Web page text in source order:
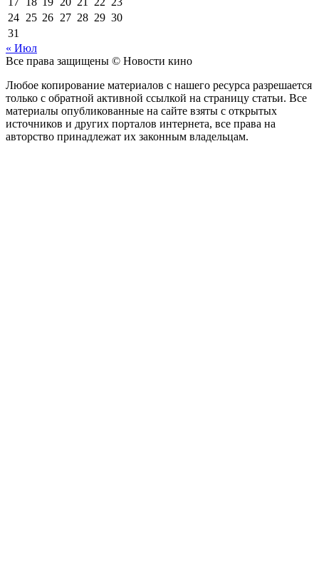
24 25 26 27 28 29 30
31
« Июл
Все права защищены © Новости кино
Любое копирование материалов с нашего ресурса разрешается
только с обратной активной ссылкой на страницу статьи. Все
материалы опубликованные на сайте взяты с открытых
источников и других порталов интернета, все права на
авторство принадлежат их законным владельцам.